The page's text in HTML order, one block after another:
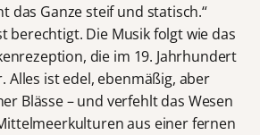
das Ganze steif und statisch.“
berechtigt. Die Musik folgt wie das
die im 19. Jahrhundert
Alles ist edel, ebenmäßig, aber
Blässe – und verfehlt das Wesen
aus einer fernen